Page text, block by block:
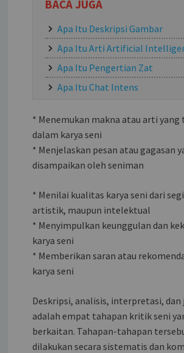
BACA JUGA
Apa Itu Deskripsi Gambar
Apa Itu Arti Artificial
Apa Itu Pengertian Zat
Apa Itu Chat Intens
* Menemukan makna atau arti
dalam karya seni
* Menjelaskan pesan atau gagasan
disampaikan oleh seniman
* Menilai kualitas karya seni dari
artistik, maupun intelektual
* Menyimpulkan keunggulan dan
karya seni
* Memberikan saran atau
karya seni
Deskripsi, analisis, interpretasi,
adalah empat tahapan kritik seni
berkaitan. Tahapan-tahapan
dilakukan secara sistematis dan